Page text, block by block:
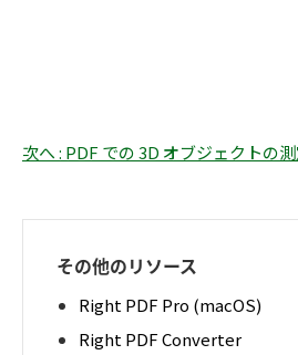
次へ : PDF での 3D オブジェクトの
その他のリソース
Right PDF Pro (macOS)
Right PDF Converter